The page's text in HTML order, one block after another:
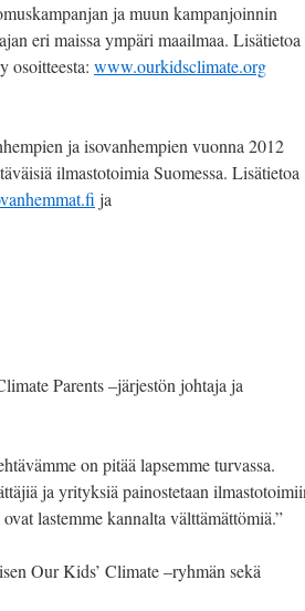
ja muun kampanjoinnin
eri maissa ympäri maailmaa. Lisätietoa
osoitteesta: www.ourkidsclimate.org
ja isovanhempien vuonna 2012
ilmastotoimia Suomessa. Lisätietoa
ja
Parents –järjestön johtaja ja
on pitää lapsemme turvassa.
ja yrityksiä painostetaan
lastemme kannalta välttämättömiä.”
Our Kids’ Climate –ryhmän sekä